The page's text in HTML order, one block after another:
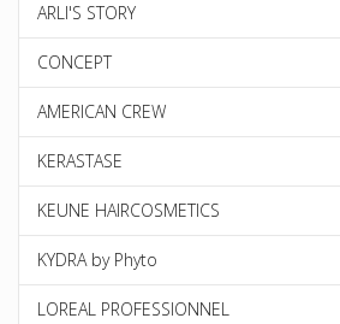
ARLI'S STORY
CONCEPT
AMERICAN CREW
KERASTASE
KEUNE HAIRCOSMETICS
KYDRA by Phyto
LOREAL PROFESSIONNEL